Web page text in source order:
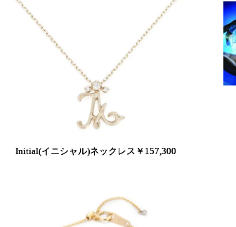
Initial(イニシャル)ネックレス￥157,300